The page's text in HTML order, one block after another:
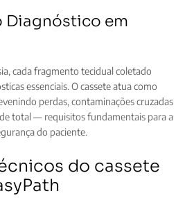
Diagnóstico em
cada fragmento tecidual coletado
essenciais. O cassete atua como
perdas, contaminações cruzadas
total — requisitos fundamentais para a
do paciente.
do cassete